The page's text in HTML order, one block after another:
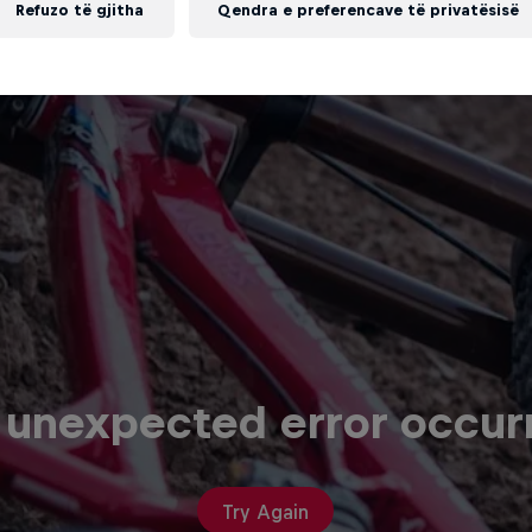
error
Try Again
Refuzo të gjitha Qendra e preferencave të privatësisë